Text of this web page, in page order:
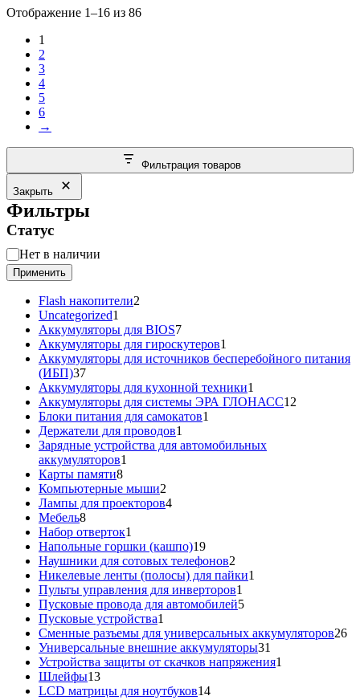
Отображение 1–16 из 86Сортировка:
1
2
3
4
5
6
→
Фильтрация товаров
Закрыть
Фильтры
Статус
Статус
Нет в наличии
Применить
Flash накопители2
Uncategorized1
товар
Аккумуляторы для BIOS77
товаров
Аккумуляторы для гироскутеров1
товар
Аккумуляторы для источников бесперебойного питания
(ИБП)3737
товаров
Аккумуляторы для кухонной техники1
товар
Аккумуляторы для системы ЭРА ГЛОНАСС12
Блоки питания для самокатов1
Держатели для проводов1
товар
Зарядные устройства для автомобильных
аккумуляторов1
Карты памяти88
товаров
Компьютерные мыши2
товара
Лампы для проекторов44
Мебель88
товаров
Набор отверток1
товар
Напольные горшки (кашпо)1919
товаров
Наушники для сотовых телефонов2
товара
Никелевые ленты (полосы) для пайки1
Пульты управления для инверторов1
товар
Пусковые провода для автомобилей55
Пусковые устройства1
товар
Сменные разъемы для универсальных аккумуляторов2626
Универсальные внешние аккумуляторы31
товар
Устройства защиты от скачков напряжения1
Шлейфы1313
товаров
LCD матрицы для ноутбуков1414